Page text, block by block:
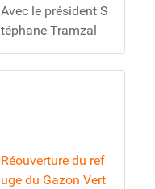
Avec le président S
téphane Tramzal
Réouverture du ref
uge du Gazon Vert